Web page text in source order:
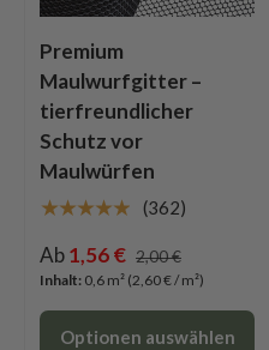
Premium
Maulwurfgitter –
tierfreundlicher
Schutz vor
Maulwürfen
★★★★★
(362)
Ab1,56 € 2,00 €
Inhalt: 0,6 m² (2,60 € / m²)
Optionen auswählen